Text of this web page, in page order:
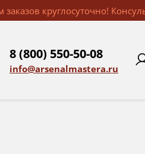
заказов круглосуточно!
8 (800) 550-50-08
info@arsenalmastera.ru